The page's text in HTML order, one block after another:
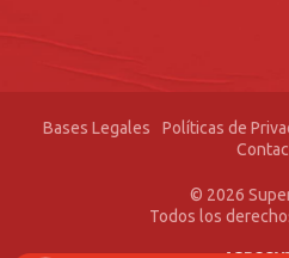
© 2026
Todos los
Bases Legales Políticas de